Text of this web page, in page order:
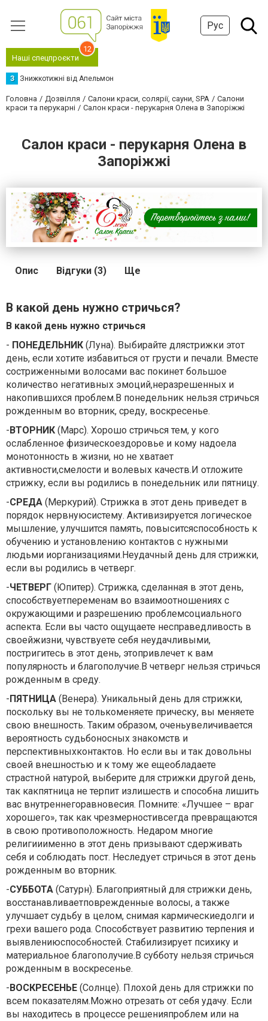
Рус
Наші спецпроєкти
12
З Знижкотижні від Апельмон
Головна Дозвілля Салони краси, солярії, сауни, SPA
Салони
краси та перукарні
Салон краси - перукарня Олена в Запоріжжі
Салон краси - перукарня Олена в
Запоріжжі
Опис Відгуки (3) Ще
В какой день нужно стричься?
В какой день нужно стричься
- ПОНЕДЕЛЬНИК (Луна). Выбирайте длястрижки этот
день, если хотите избавиться от грусти и печали. Вместе
состриженными волосами вас покинет большое
количество негативных эмоций,неразрешенных и
накопившихся проблем.В понедельник нельзя стричься
рожденным во вторник, среду, воскресенье.
- ВТОРНИК (Марс). Хорошо стричься тем, у кого
ослабленное физическоездоровье и кому надоела
монотонность в жизни, но не хватает
активности,смелости и волевых качеств.И отложите
стрижку, если вы родились в понедельник или пятницу.
-СРЕДА (Меркурий). Стрижка в этот день приведет в
порядок нервнуюсистему. Активизируется логическое
мышление, улучшится память, повыситсяспособность к
обучению и установлению контактов с нужными
людьми иорганизациями.Неудачный день для стрижки,
если вы родились в четверг.
-ЧЕТВЕРГ (Юпитер). Стрижка, сделанная в этот день,
способствуетпеременам во взаимоотношениях с
окружающими и разрешению проблемсоциального
аспекта. Если вы часто ощущаете несправедливость в
своейжизни, чувствуете себя неудачливыми,
постригитесь в этот день, этопривлечет к вам
популярность и благополучие.В четверг нельзя стричься
рожденным в среду.
- ПЯТНИЦА (Венера). Уникальный день для стрижки,
поскольку вы не толькоменяете прическу, вы меняете
свою внешность. Таким образом, оченьувеличивается
вероятность судьбоносных знакомств и
перспективныхконтактов. Но если вы и так довольны
своей внешностью и к тому же ещеобладаете
страстной натурой, выберите для стрижки другой день,
так какпятница не терпит излишеств и способна лишить
вас внутреннегоравновесия. Помните: «Лучшее – враг
хорошего», так как чрезмерностивсегда превращаются
в свою противоположность. Недаром многие
религииименно в этот день призывают сдерживать
себя и соблюдать пост. Неследует стричься в этот день
рожденным во вторник.
-СУББОТА (Сатурн). Благоприятный для стрижки день,
восстанавливаетповрежденные волосы, а также
улучшает судьбу в целом, снимая кармическиедолги и
грехи вашего рода. Способствует развитию терпения и
выявлениюспособностей. Стабилизирует психику и
материальное благополучие.В субботу нельзя стричься
рожденным в воскресенье.
- ВОСКРЕСЕНЬЕ (Солнце). Плохой день для стрижки по
всем показателям.Можно отрезать от себя удачу. Если
вы находитесь в процессе решенияпроблем или на